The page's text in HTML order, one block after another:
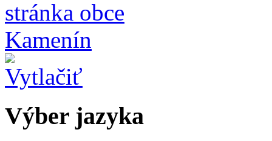
Výber jazyka